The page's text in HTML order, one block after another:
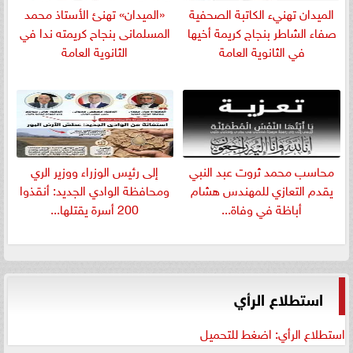
الميدان تهنيء الكاتبة الصحفية
صفاء الشاطر بنجاج كريمة أخيها
في الثانوية العامة
«الميدان» تهنئ الأستاذ محمد
المسلمانى بنجاح كريمته ندا في
الثانوية العامة
​محاسب محمد ثروت عبد النبي
يقدم التعازي للمهندس هشام
أباظة في وفاة...
إلى رئيس الوزراء ووزير الري
ومحافظة الوادي الجديد: أنقذوا
200 أسرة يقتلها...
استطلاع الرأي
استطلاع الرأي: اضغط للتحميل